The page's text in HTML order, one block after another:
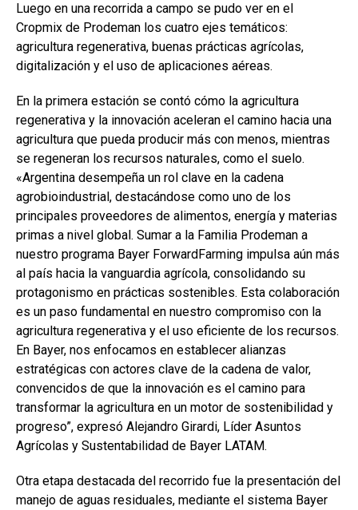
Luego en una recorrida a campo se pudo ver en el
Cropmix de Prodeman los cuatro ejes temáticos:
agricultura regenerativa, buenas prácticas agrícolas,
digitalización y el uso de aplicaciones aéreas.
En la primera estación se contó cómo la agricultura
regenerativa y la innovación aceleran el camino hacia una
agricultura que pueda producir más con menos, mientras
se regeneran los recursos naturales, como el suelo.
«Argentina desempeña un rol clave en la cadena
agrobioindustrial, destacándose como uno de los
principales proveedores de alimentos, energía y materias
primas a nivel global. Sumar a la Familia Prodeman a
nuestro programa Bayer ForwardFarming impulsa aún más
al país hacia la vanguardia agrícola, consolidando su
protagonismo en prácticas sostenibles. Esta colaboración
es un paso fundamental en nuestro compromiso con la
agricultura regenerativa y el uso eficiente de los recursos.
En Bayer, nos enfocamos en establecer alianzas
estratégicas con actores clave de la cadena de valor,
convencidos de que la innovación es el camino para
transformar la agricultura en un motor de sostenibilidad y
progreso”, expresó Alejandro Girardi, Líder Asuntos
Agrícolas y Sustentabilidad de Bayer LATAM.
Otra etapa destacada del recorrido fue la presentación del
manejo de aguas residuales, mediante el sistema Bayer